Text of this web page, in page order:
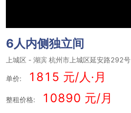
6人内侧独立间
上城区 - 湖滨杭州市上城区延安路292号
单价: 1815 元/人·月
整租价格: 10890 元/月